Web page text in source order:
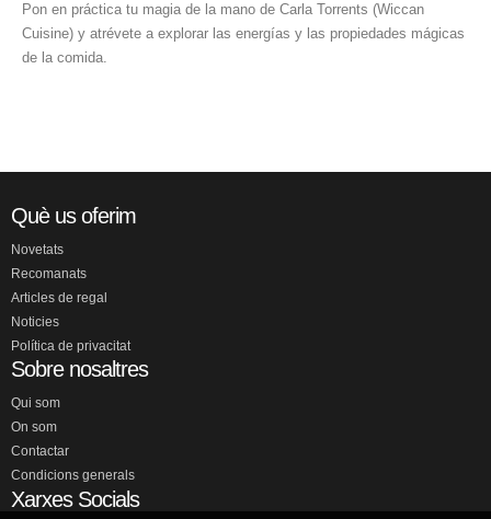
Pon en práctica tu magia de la mano de Carla Torrents (Wiccan
Cuisine) y atrévete a explorar las energías y las propiedades mágicas
de la comida.
Què us oferim
Novetats
Recomanats
Articles de regal
Noticies
Política de privacitat
Sobre nosaltres
Qui som
On som
Contactar
Condicions generals
Xarxes Socials